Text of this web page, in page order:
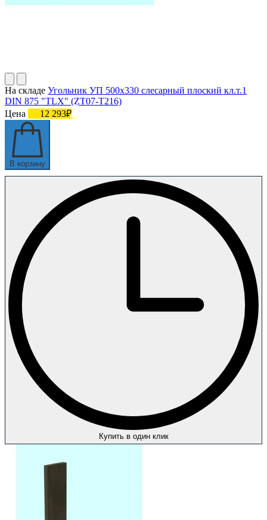
На складе Угольник УП 500х330 слесарный плоский кл.т.1
DIN 875 "TLX" (ZT07-T216)
Цена
12 293₽
В корзину
Купить в один клик